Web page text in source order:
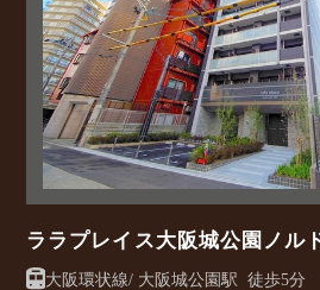
ララプレイス大阪城公園ノル
大阪環状線/ 大阪城公園駅 徒歩5分